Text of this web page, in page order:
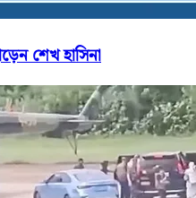
শেখ হাসিনা